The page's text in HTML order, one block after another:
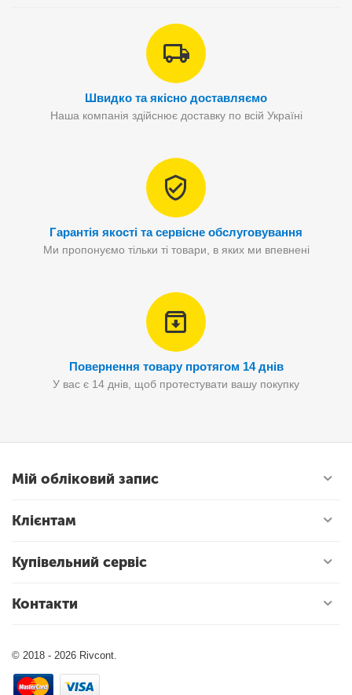
Швидко та якісно доставляємо
Наша компанія здійснює доставку по всій Україні
Гарантія якості та сервісне обслуговування
Ми пропонуємо тільки ті товари, в яких ми впевнені
Повернення товару протягом 14 днів
У вас є 14 днів, щоб протестувати вашу покупку
Мій обліковий запис
Клієнтам
Купівельний сервіс
Контакти
© 2018 - 2026 Rivcont.